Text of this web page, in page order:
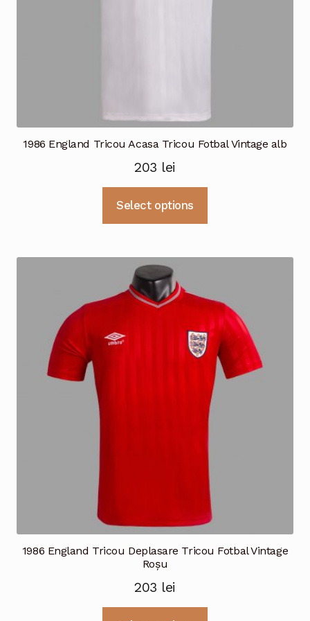
1986 England Tricou Acasa Tricou Fotbal Vintage alb
203 lei
Select options
Opțiunile
pot
fi
alese
în
pagina
produsului.
1986 England Tricou Deplasare Tricou Fotbal Vintage
Roșu
203 lei